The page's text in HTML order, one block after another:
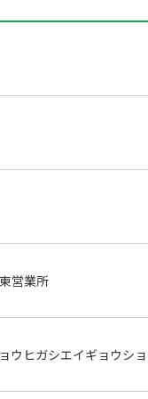
営業所
ウヒガシエイギョウショ